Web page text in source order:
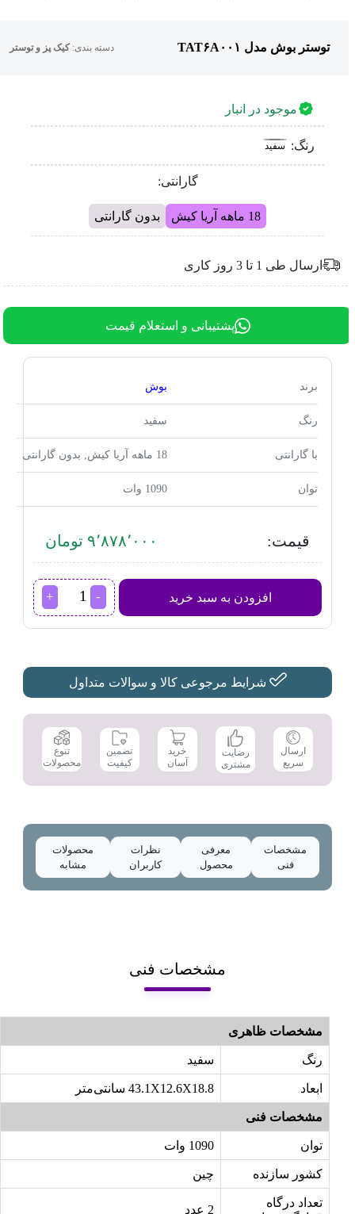
توستر بوش مدل TAT۶A۰۰۱ دسته بندی:کیک پز و توستر
موجود در انبار
رنگ: سفید
گارانتی:
18 ماهه آریا کیش بدون گارانتی
ارسال طی 1 تا 3 روز کاری
پشتیبانی و استعلام قیمت
برند بوش
رنگ سفید
با گارانتی 18 ماهه آریا کیش, بدون گارانتی
توان 1090 وات
قیمت: ۹٬۸۷۸٬۰۰۰ تومان
افزودن به سبد خرید
توستر
بوش
شرایط مرجوعی کالا و سوالات متداول
ارسال
سریع
رضایت
مشتری
خرید
آسان
تضمین
کیفیت
تنوع
محصولات
مشخصات
فنی
معرفی
محصول
نظرات
کاربران
محصولات
مشابه
مشخصات فنی
مشخصات ظاهری
رنگ سفید
ابعاد 43.1X12.6X18.8 سانتی‌متر
مشخصات فنی
توان 1090 وات
کشور سازنده چین
تعداد درگاه